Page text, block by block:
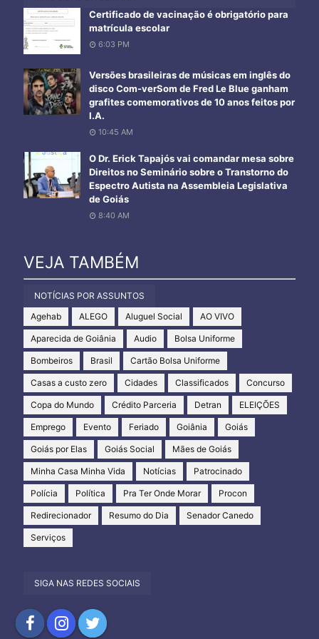
Certificado de vacinação é obrigatório para
matrícula escolar
6:03 PM
Versões brasileiras de músicas em inglês do
disco Com-verSom de Fred Le Blue ganham
grafites comemorativos de 10 anos feitos por
I.A.
10:45 AM
O Dr. Erick Tapajós vai comandar mesa sobre
Direitos no Seminário sobre o Transtorno do
Espectro Autista na Assembleia Legislativa
de Goiás
8:40 AM
VEJA TAMBÉM
NOTÍCIAS POR ASSUNTOS
Agehab
ALEGO Aluguel Social AO VIVO
Aparecida de Goiânia Audio Bolsa Uniforme
Bombeiros Brasil Cartão Bolsa Uniforme
Casas a custo zero Cidades Classificados Concurso
Copa do Mundo Crédito Parceria Detran ELEIÇÕES
Emprego Evento Feriado Goiânia Goiás
Goiás por Elas Goiás Social Mães de Goiás
Minha Casa Minha Vida Notícias Patrocinado
Polícia Política Pra Ter Onde Morar Procon
Redirecionador Resumo do Dia Senador Canedo
Serviços
SIGA NAS REDES SOCIAIS